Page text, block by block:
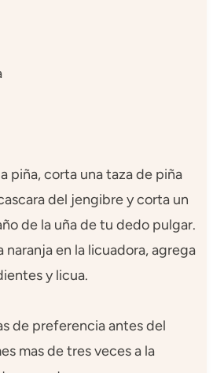
piña, corta una taza de piña
del jengibre y corta un
de la uña de tu dedo pulgar.
naranja en la licuadora, agrega
y licua.
de preferencia antes del
mas de tres veces a la